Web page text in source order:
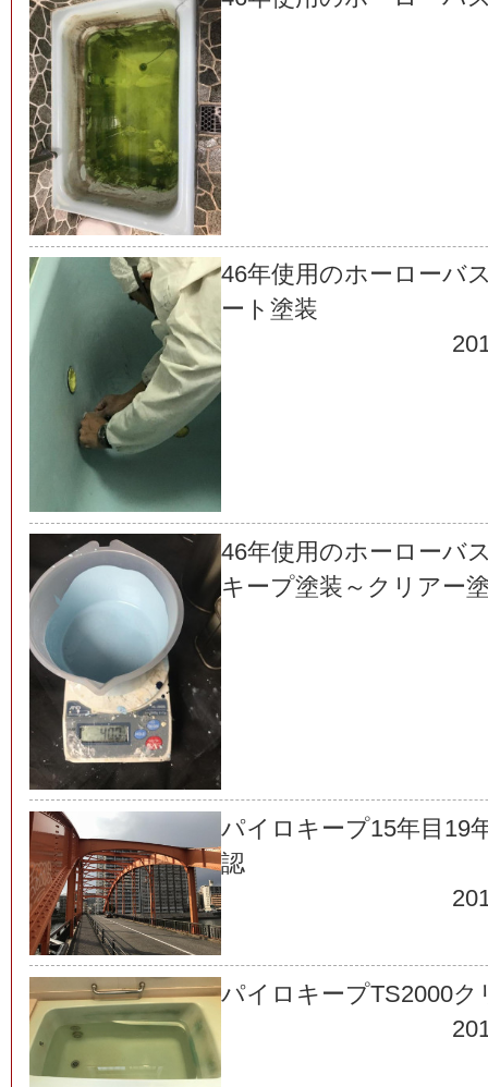
46年使用のホーローバ
ート塗装
46年使用のホーローバ
キープ塗装～クリアー
パイロキープ15年目19
認
パイロキープTS2000ク